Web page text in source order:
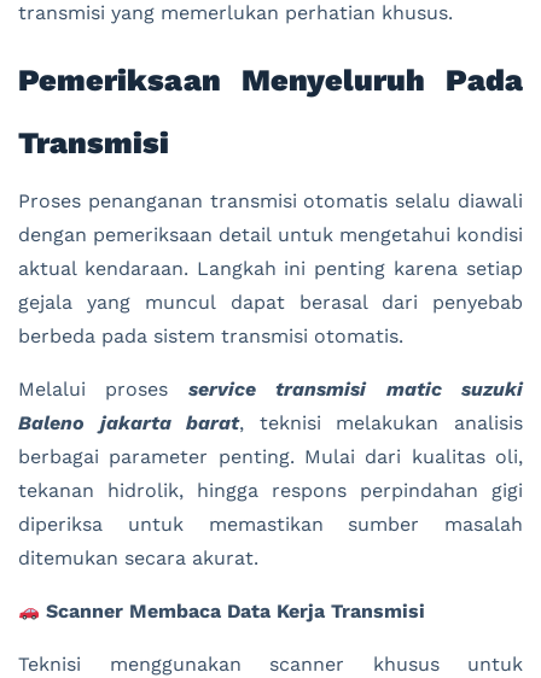
transmisi yang memerlukan perhatian khusus.
Pemeriksaan Menyeluruh Pada
Transmisi
Proses penanganan transmisi otomatis selalu diawali
dengan pemeriksaan detail untuk mengetahui kondisi
aktual kendaraan. Langkah ini penting karena setiap
gejala yang muncul dapat berasal dari penyebab
berbeda pada sistem transmisi otomatis.
Melalui proses service transmisi matic suzuki
Baleno jakarta barat, teknisi melakukan analisis
berbagai parameter penting. Mulai dari kualitas oli,
tekanan hidrolik, hingga respons perpindahan gigi
diperiksa untuk memastikan sumber masalah
ditemukan secara akurat.
Scanner Membaca Data Kerja Transmisi
Teknisi menggunakan scanner khusus untuk